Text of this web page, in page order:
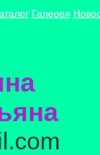
Галерея